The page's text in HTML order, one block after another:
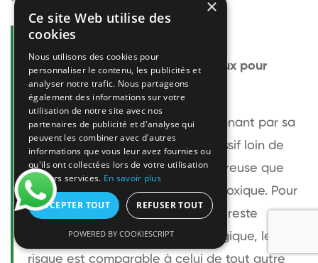
Questions fréquentes
Le frelon européen est-il dangereux pour
l'homme ?
Le frelon européen est impressionnant par sa
taille mais relativement peu agressif loin de
son nid. Sa piqûre est plus douloureuse que
celle d'une guêpe sans être plus toxique. Pour
une personne non allergique, elle reste
bénigne. Pour une personne allergique, le
risque est comparable à celui de tout autre
×
Ce site Web utilise des
cookies
Nous utilisons des cookies pour
personnaliser le contenu, les publicités et
analyser notre trafic. Nous partageons
également des informations sur votre
utilisation de notre site avec nos
partenaires de publicité et d'analyse qui
peuvent les combiner avec d'autres
informations que vous leur avez fournies ou
qu'ils ont collectées lors de votre utilisation
de leurs services. En savoir plus
ACCEPTER TOUT REFUSER TOUT
POWERED BY COOKIESCRIPT